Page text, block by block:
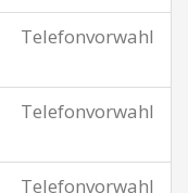
Telefonvorwahl
Telefonvorwahl
Telefonvorwahl